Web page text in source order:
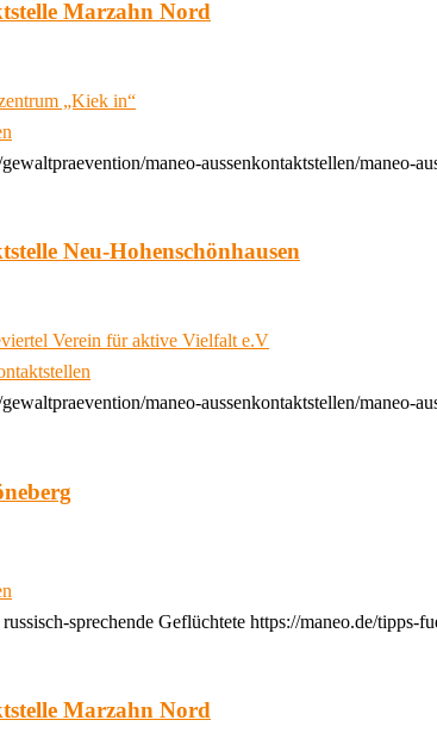
Marzahn Nord
„Kiek in“
maneo-aussenkontaktstellen/maneo-
Neu-Hohenschönhausen
Verein für aktive Vielfalt e.V
maneo-aussenkontaktstellen/maneo-
sprechende Geflüchtete https://maneo.de/tipps-
Marzahn Nord